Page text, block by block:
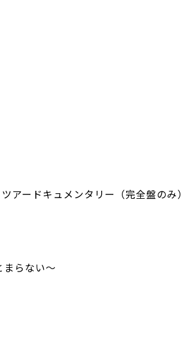
アードキュメンタリー（完全盤のみ）
まらない～